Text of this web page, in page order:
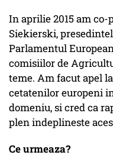
In aprilie 2015 am co-
Siekierski,
Parlamentul
comisiilor de
teme. Am facut apel
cetatenilor europeni
domeniu, si cred ca
plen indeplineste
Ce urmeaza?